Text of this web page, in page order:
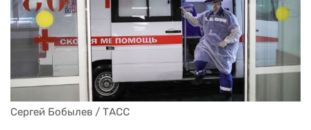
Сергей Бобылев / ТАСС